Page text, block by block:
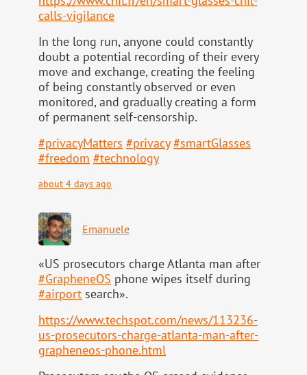
calls-vigilance
In the long run, anyone could constantly
doubt a potential recording of their every
move and exchange, creating the feeling
of being constantly observed or even
monitored, and gradually creating a form
of permanent self-censorship.
#privacyMatters #privacy #smartGlasses
#freedom #technology
about 4 days ago
Emanuele
«US prosecutors charge Atlanta man after
#GrapheneOS phone wipes itself during
#airport search».
https://www.techspot.com/news/113236-
us-prosecutors-charge-atlanta-man-after-
grapheneos-phone.html